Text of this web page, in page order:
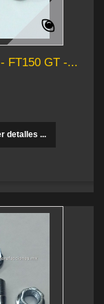
FT150 GT -...
detalles ...